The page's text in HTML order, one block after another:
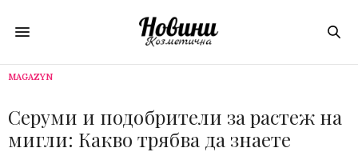
MAGAZYN
Серуми и подобрители за растеж на
мигли: Какво трябва да знаете